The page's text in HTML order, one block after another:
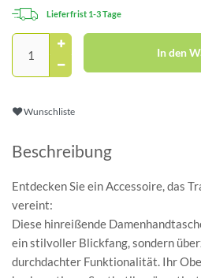
Lieferfrist 1-3 Tage
In den
Wunschliste
Beschreibung
Entdecken Sie ein Accessoire, das
vereint:
Diese hinreißende
ein stilvoller Blickfang, sondern
durchdachter Funktionalität. Ihr